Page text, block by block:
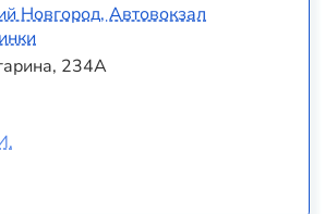
Новгород, Автовокзал
234А